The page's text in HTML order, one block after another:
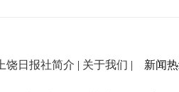
上饶日报社简介 | 关于我们 | 新闻热